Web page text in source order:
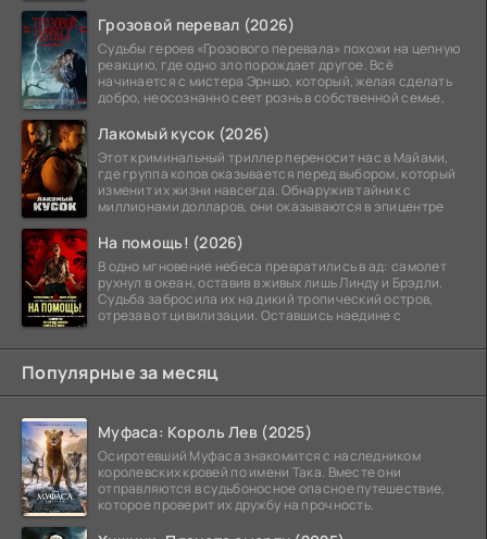
Грозовой перевал (2026)
Судьбы героев «Грозового перевала» похожи на цепную
реакцию, где одно зло порождает другое. Всё
начинается с мистера Эрншо, который, желая сделать
добро, неосознанно сеет рознь в собственной семье,
Лакомый кусок (2026)
Этот криминальный триллер переносит нас в Майами,
где группа копов оказывается перед выбором, который
изменит их жизни навсегда. Обнаружив тайник с
миллионами долларов, они оказываются в эпицентре
На помощь! (2026)
В одно мгновение небеса превратились в ад: самолет
рухнул в океан, оставив в живых лишь Линду и Брэдли.
Судьба забросила их на дикий тропический остров,
отрезав от цивилизации. Оставшись наедине с
Популярные за месяц
Муфаса: Король Лев (2025)
Осиротевший Муфаса знакомится с наследником
королевских кровей по имени Така. Вместе они
отправляются в судьбоносное опасное путешествие,
которое проверит их дружбу на прочность.